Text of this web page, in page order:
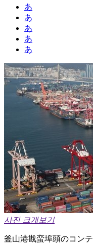
あ
あ
あ
あ
あ
사진 크게보기
釜山港戡蛮埠頭のコン